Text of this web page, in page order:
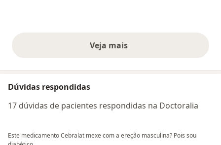
Veja maisopiniões acima
Dúvidas respondidas
17 dúvidas de pacientes respondidas na Doctoralia
Este medicamento Cebralat mexe com a ereção masculina? Pois sou